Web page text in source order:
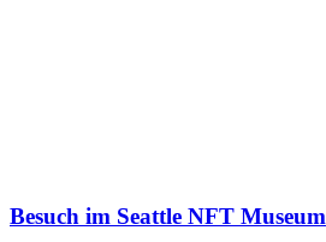
Besuch im Seattle NFT Museum